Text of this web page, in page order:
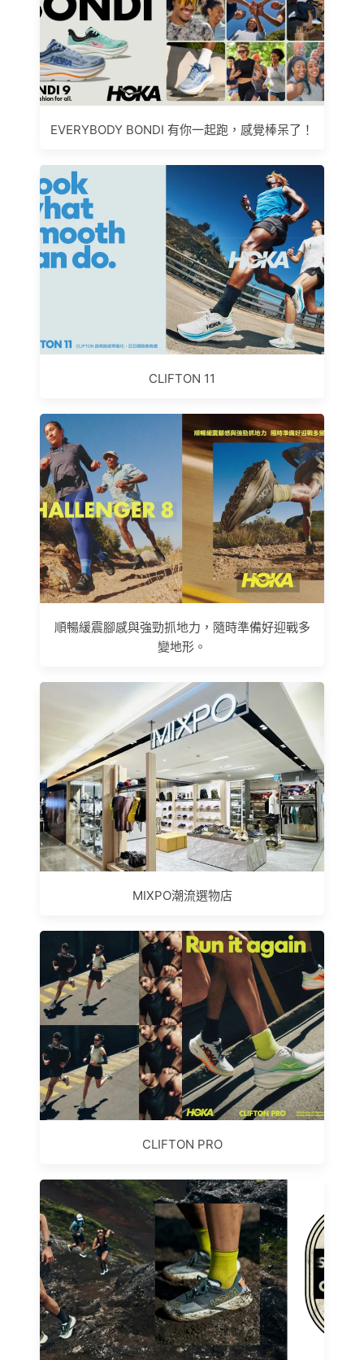
EVERYBODY BONDI 有你一起跑，感覺棒呆了！
CLIFTON 11
順暢緩震腳感與強勁抓地力，隨時準備好迎戰多
變地形。
MIXPO潮流選物店
CLIFTON PRO